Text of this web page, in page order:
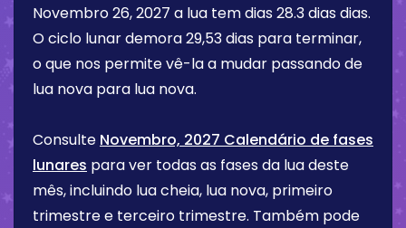
Novembro 26, 2027 a lua tem dias 28.3 dias dias.
O ciclo lunar demora 29,53 dias para terminar,
o que nos permite vê-la a mudar passando de
lua nova para lua nova.
Consulte Novembro, 2027 Calendário de fases
lunares para ver todas as fases da lua deste
mês, incluindo lua cheia, lua nova, primeiro
trimestre e terceiro trimestre. Também pode